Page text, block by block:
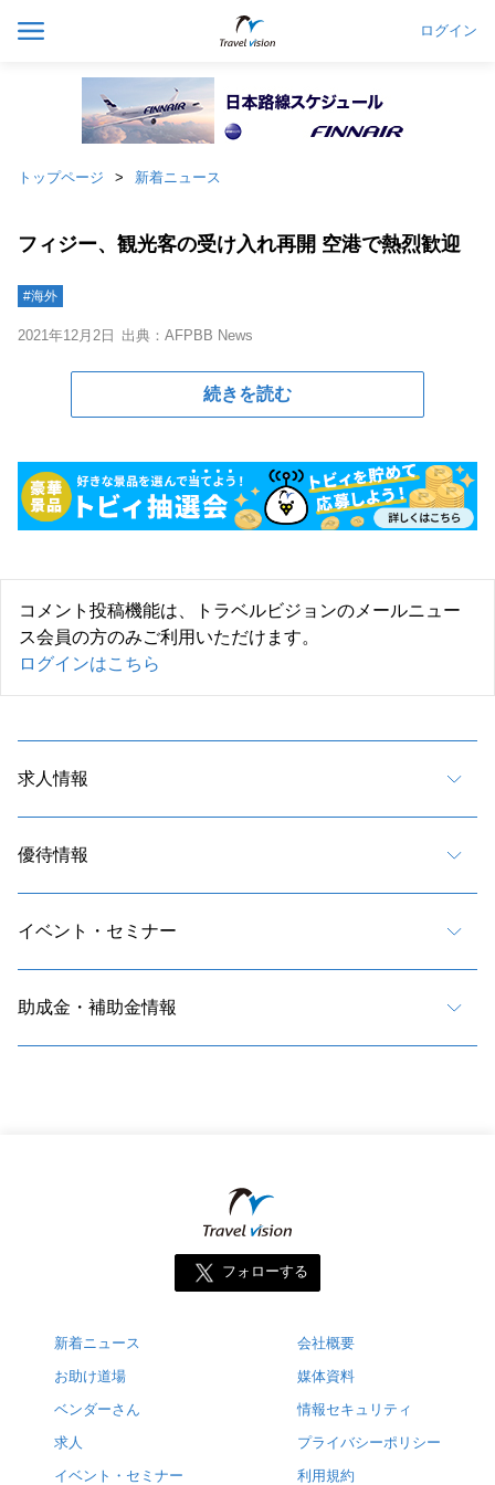
ログイン
トップページ 新着ニュース
フィジー、観光客の受け入れ再開 空港で熱烈歓迎
#海外
2021年12月2日 出典：AFPBB News
続きを読む
コメント投稿機能は、トラベルビジョンのメールニュー
ス会員の方のみご利用いただけます。
ログインはこちら
求人情報
優待情報
イベント・セミナー
助成金・補助金情報
フォローする
新着ニュース
お助け道場
ベンダーさん
求人
イベント・セミナー
会社概要
媒体資料
情報セキュリティ
プライバシーポリシー
利用規約